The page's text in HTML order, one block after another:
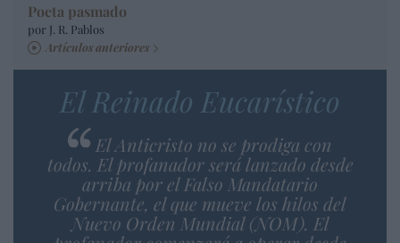
Poeta pasmado
por J. R. Pablos
Artículos anteriores
El Reinado Eucarístico
El Anticristo no se prodiga con
todos. El profanador será lanzado desde
arriba por el Falso Mandatario
Gobernante, el que mueve los hilos del
Nuevo Orden Mundial (NOM). El